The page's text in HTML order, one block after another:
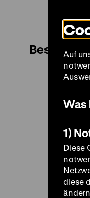
Besuch
Auf
Was
1)
Diese
diese